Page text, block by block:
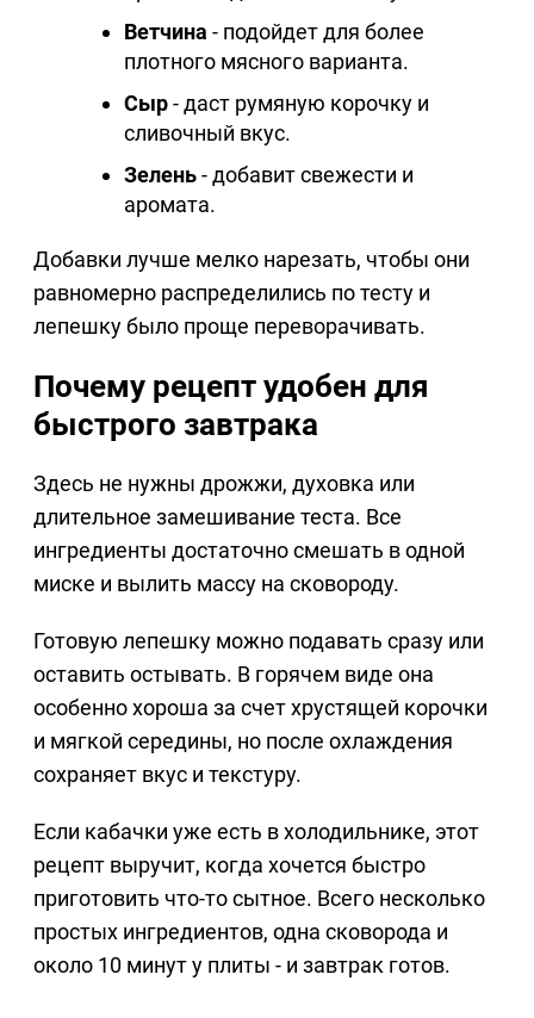
Ветчина - подойдет для более
плотного мясного варианта.
Сыр- даст румяную корочку и
сливочный вкус.
Зелень- добавит свежести и
аромата.
Добавки лучше мелко нарезать, чтобы они
равномерно распределились по тесту и
лепешку было проще переворачивать.
Почему рецепт удобен для
быстрого завтрака
Здесь не нужны дрожжи, духовка или
длительное замешивание теста. Все
ингредиенты достаточно смешать в одной
миске и вылить массу на сковороду.
Готовую лепешку можно подавать сразу или
оставить остывать. В горячем виде она
особенно хороша за счет хрустящей корочки
и мягкой середины, но после охлаждения
сохраняет вкус и текстуру.
Если кабачки уже есть в холодильнике, этот
рецепт выручит, когда хочется быстро
приготовить что-то сытное. Всего несколько
простых ингредиентов, одна сковорода и
около 10 минут у плиты - и завтрак готов.